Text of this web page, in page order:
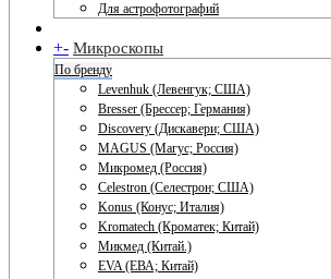
Для астрофотографий
+- Микроскопы
По бренду
Levenhuk (Левенгук; США)
Bresser (Брессер; Германия)
Discovery (Дискавери; США)
MAGUS (Магус; Россия)
Микромед (Россия)
Celestron (Селестрон; США)
Konus (Конус; Италия)
Kromatech (Кроматек; Китай)
Микмед (Китай.)
EVA (ЕВА; Китай)